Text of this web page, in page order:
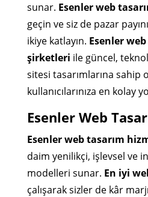
sunar. Esenler web
geçin ve siz de pazar
ikiye katlayın. Esenler
şirketleri ile güncel,
sitesi tasarımlarına sahip
kullanıcılarınıza en kolay
Esenler Web
Esenler web tasarım
daim yenilikçi, işlevsel ve
modelleri sunar. En iyi
çalışarak sizler de kâr